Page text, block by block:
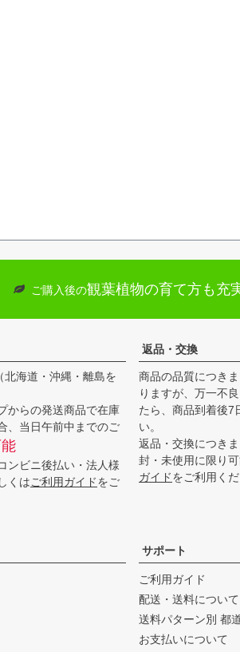
ご購入後の観葉植物の育て方も充
海道・沖縄・離島を
からの発送商品で在庫
、当日午前中までのご
ンビニ後払い・法人様
くはご利用ガイドをご
返品・交換
商品の品質につき
りますが、万一不
たら、商品到着後7
い。
返品・交換につき
封・未使用に限り
ガイドをご利用くだ
サポート
ご利用ガイド
配送・送料について
送料パターン別 都
お支払いについて